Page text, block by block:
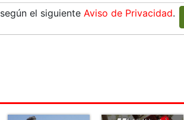
el siguiente Aviso de Privacidad.